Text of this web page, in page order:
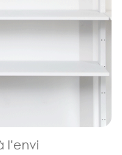
l'envi